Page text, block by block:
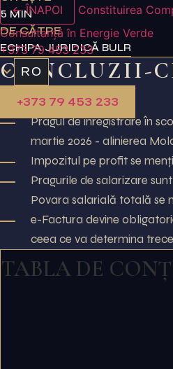
← ÎNAPOI Constituirea
Consultanță în Energie Verde
+373 79 453 233
RO
+373 79 453 233
5 MIN
DE CĂTRE
ECHIPA JURIDICĂ BULR
CONCLUZII-
Pragul de înregistrare în
martie 2026 - alinierea
Impozitul pe profit se
Pragurile de salarizare
Povara salarială totală se
e-Factura devine
ceea ce va determina
TABLA DE